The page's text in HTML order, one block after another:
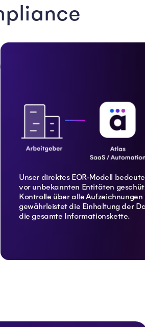
Unser direktes EOR-Modell
vor unbekannten Entitäten
Kontrolle über alle
gewährleistet die Einhaltung der
die gesamte Informationskette.